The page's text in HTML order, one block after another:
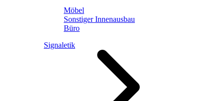
Möbel
Sonstiger Innenausbau
Büro
Signaletik